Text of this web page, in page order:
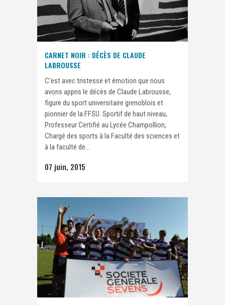
CARNET NOIR : DÉCÈS DE CLAUDE
LABROUSSE
C'est avec tristesse et émotion que nous
avons appris le décès de Claude Labrousse,
figure du sport universitaire grenoblois et
pionnier de la FFSU. Sportif de haut niveau,
Professeur Certifié au Lycée Champollion,
Chargé des sports à la Faculté des sciences et
à la faculté de...
07 juin, 2015